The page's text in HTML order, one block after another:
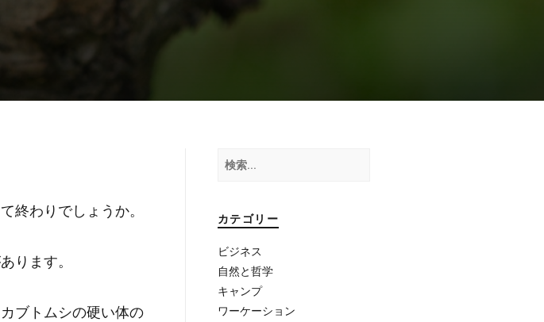
終わりでしょうか。
ります。
ブトムシの硬い体の
検
索:
カテゴリー
ビジネス
自然と哲学
キャンプ
ワーケーション